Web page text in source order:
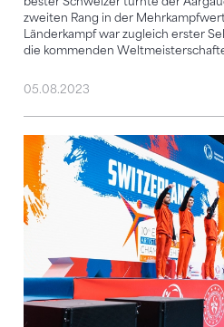
zweiten Rang in der
Länderkampf war zugleich erster
die kommenden
05.08.2023
4. Rang im Team und